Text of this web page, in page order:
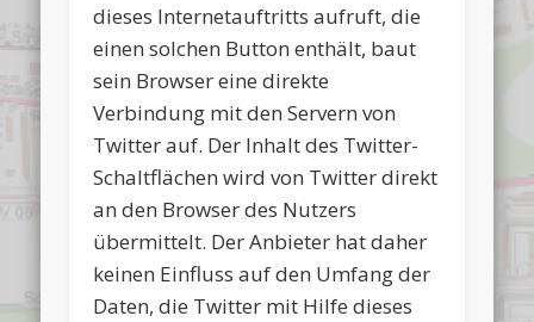
dieses Internetauftritts aufruft, die
einen solchen Button enthält, baut
sein Browser eine direkte
Verbindung mit den Servern von
Twitter auf. Der Inhalt des Twitter-
Schaltflächen wird von Twitter direkt
an den Browser des Nutzers
übermittelt. Der Anbieter hat daher
keinen Einfluss auf den Umfang der
Daten, die Twitter mit Hilfe dieses